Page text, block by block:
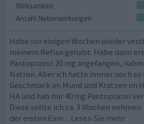
Wirksamkeit
Anzahl Nebenwirkungen
Habe vor einigen Wochen wieder
meinem Reflux gehabt. Habe dann
Pantoprazol 20 mg angefangen,
Natron. Aber ich hatte immer noch so
Geschmack im Mund und Kratzen im
HA und hab mir 40 mg Pantoprazol
Diese sollte ich ca. 3 Wochen
der ersten Einn ... Lesen Sie mehr